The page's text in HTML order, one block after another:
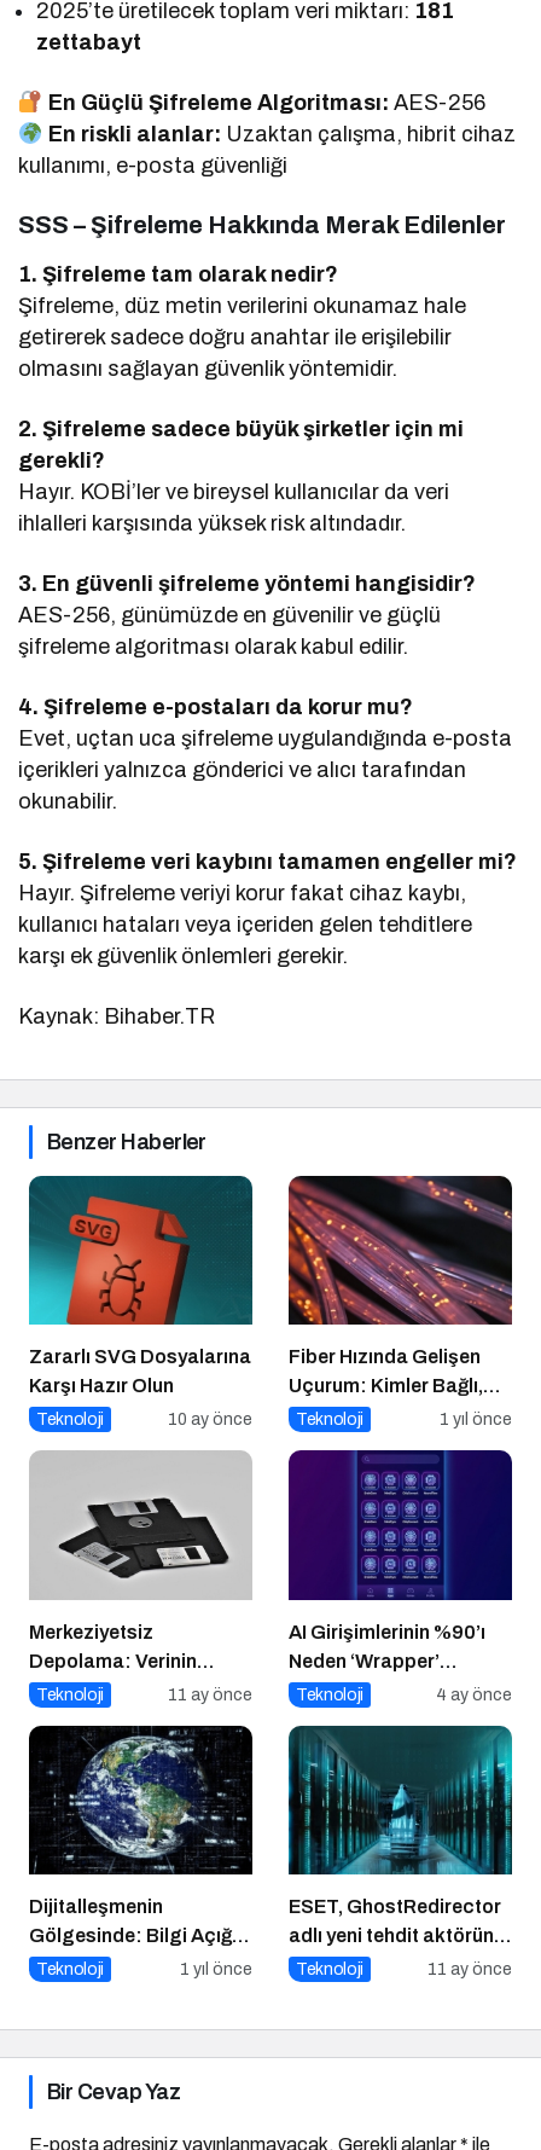
2025’te üretilecek toplam veri miktarı: 181
zettabayt
En Güçlü Şifreleme Algoritması: AES-256
En riskli alanlar: Uzaktan çalışma, hibrit cihaz
kullanımı, e-posta güvenliği
SSS – Şifreleme Hakkında Merak Edilenler
1. Şifreleme tam olarak nedir?
Şifreleme, düz metin verilerini okunamaz hale
getirerek sadece doğru anahtar ile erişilebilir
olmasını sağlayan güvenlik yöntemidir.
2. Şifreleme sadece büyük şirketler için mi
gerekli?
Hayır. KOBİ’ler ve bireysel kullanıcılar da veri
ihlalleri karşısında yüksek risk altındadır.
3. En güvenli şifreleme yöntemi hangisidir?
AES-256, günümüzde en güvenilir ve güçlü
şifreleme algoritması olarak kabul edilir.
4. Şifreleme e-postaları da korur mu?
Evet, uçtan uca şifreleme uygulandığında e-posta
içerikleri yalnızca gönderici ve alıcı tarafından
okunabilir.
5. Şifreleme veri kaybını tamamen engeller mi?
Hayır. Şifreleme veriyi korur fakat cihaz kaybı,
kullanıcı hataları veya içeriden gelen tehditlere
karşı ek güvenlik önlemleri gerekir.
Kaynak: Bihaber.TR
Benzer Haberler
Zararlı SVG Dosyalarına
Karşı Hazır Olun
Teknoloji 10 ay önce
Fiber Hızında Gelişen
Uçurum: Kimler Bağlı,
Kimler Dışarıda
Teknoloji 1 yıl önce
Merkeziyetsiz
Depolama: Verinin
Geleceği Web3 ile
Teknoloji 11 ay önce
AI Girişimlerinin %90’ı
Neden ‘Wrapper’
Kalıyor?
Teknoloji 4 ay önce
Dijitalleşmenin
Gölgesinde: Bilgi Açığı
Büyüyor mu?
Teknoloji 1 yıl önce
ESET, GhostRedirector
adlı yeni tehdit aktörünü
keşfetti
Teknoloji 11 ay önce
Bir Cevap Yaz
E-posta adresiniz yayınlanmayacak. Gerekli alanlar* ile